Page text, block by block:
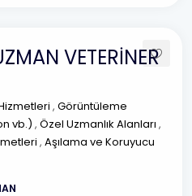
VETERİNER
, Görüntüleme
vb.) , Özel Uzmanlık Alanları ,
, Aşılama ve Koruyucu